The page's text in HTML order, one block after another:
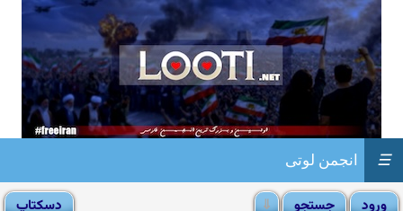
انجمن لوتی ☰